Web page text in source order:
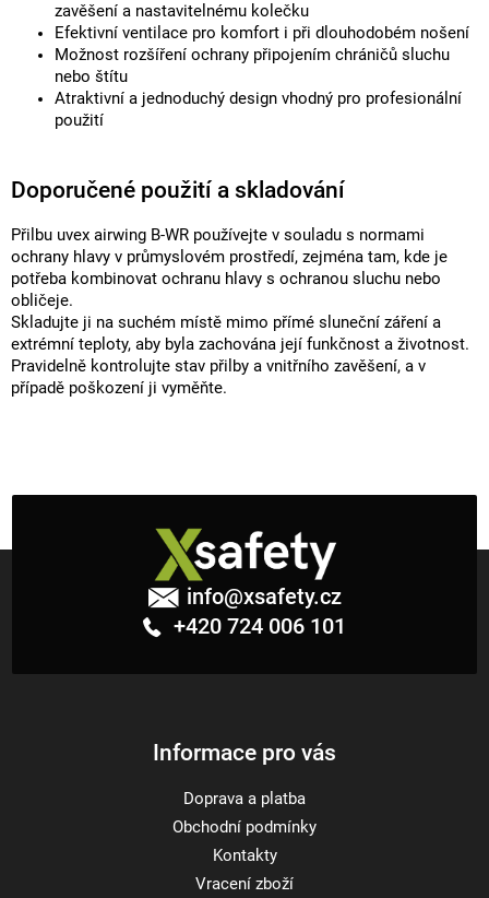
zavěšení a nastavitelnému kolečku
Efektivní ventilace pro komfort i při dlouhodobém nošení
Možnost rozšíření ochrany připojením chráničů sluchu
nebo štítu
Atraktivní a jednoduchý design vhodný pro profesionální
použití
Doporučené použití a skladování
Přilbu uvex airwing B-WR používejte v souladu s normami
ochrany hlavy v průmyslovém prostředí, zejména tam, kde je
potřeba kombinovat ochranu hlavy s ochranou sluchu nebo
obličeje.
Skladujte ji na suchém místě mimo přímé sluneční záření a
extrémní teploty, aby byla zachována její funkčnost a životnost.
Pravidelně kontrolujte stav přilby a vnitřního zavěšení, a v
případě poškození ji vyměňte.
info@xsafety.cz
+420 724 006 101
Informace pro vás
Doprava a platba
Obchodní podmínky
Kontakty
Vracení zboží